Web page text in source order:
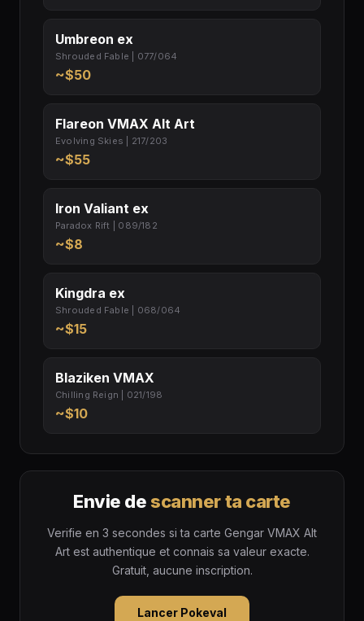
Umbreon ex
Shrouded Fable | 077/064
~$50
Flareon VMAX Alt Art
Evolving Skies | 217/203
~$55
Iron Valiant ex
Paradox Rift | 089/182
~$8
Kingdra ex
Shrouded Fable | 068/064
~$15
Blaziken VMAX
Chilling Reign | 021/198
~$10
Envie descanner ta carte
Verifie en 3 secondes si ta carte Gengar VMAX Alt
Art est authentique et connais sa valeur exacte.
Gratuit, aucune inscription.
Lancer Pokeval